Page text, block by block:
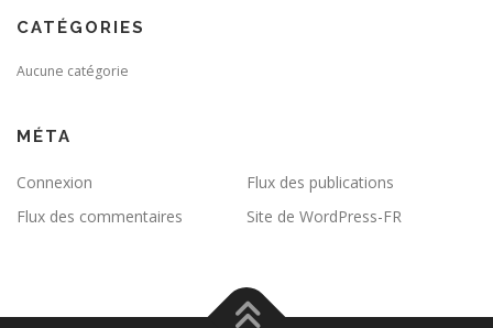
CATÉGORIES
Aucune catégorie
MÉTA
Connexion
Flux des publications
Flux des commentaires
Site de WordPress-FR